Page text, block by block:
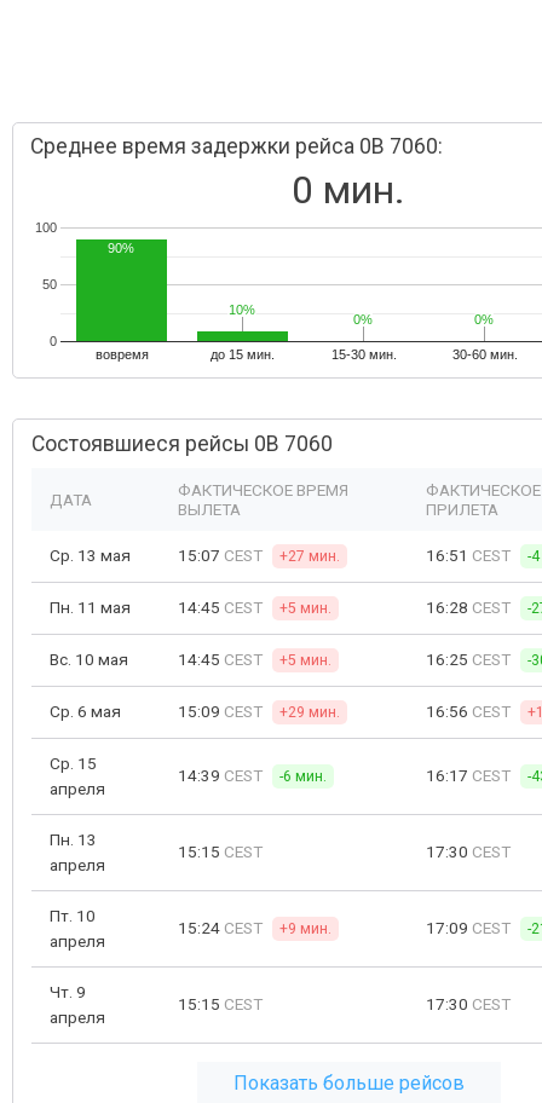
Среднее время задержки рейса 0B 7060:
0 мин.
вовремя до 15 мин. 15-30 мин. 30-60 мин.
0
50
100
90%
10%
10%
0%
0% 0%
0%
Состоявшиеся рейсы 0B 7060
ДАТА
ФАКТИЧЕСКОЕ ВРЕМЯ
ВЫЛЕТА
ПРИЛЕТА
Ср. 13 мая 15:07 CEST +27 мин. 16:51 CEST -
Пн. 11 мая 14:45 CEST +5 мин. 16:28 CEST -
Вс. 10 мая 14:45 CEST +5 мин. 16:25 CEST -
Ср. 6 мая 15:09 CEST +29 мин. 16:56 CEST
Ср. 15
апреля
14:39 CEST -6 мин. 16:17 CEST -
Пн. 13
апреля
15:15 CEST 17:30 CEST
Пт. 10
апреля
15:24 CEST +9 мин. 17:09 CEST -
Чт. 9
апреля
15:15 CEST 17:30 CEST
Показать больше рейсов